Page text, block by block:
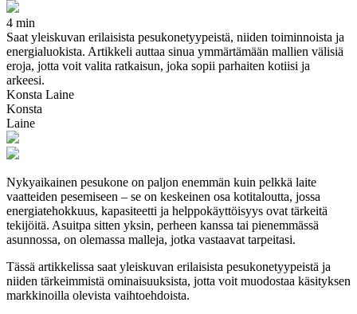
4 min
Saat yleiskuvan erilaisista pesukonetyypeistä, niiden toiminnoista ja
energialuokista. Artikkeli auttaa sinua ymmärtämään mallien välisiä
eroja, jotta voit valita ratkaisun, joka sopii parhaiten kotiisi ja
arkeesi.
Konsta Laine
Konsta
Laine
Nykyaikainen pesukone on paljon enemmän kuin pelkkä laite
vaatteiden pesemiseen – se on keskeinen osa kotitaloutta, jossa
energiatehokkuus, kapasiteetti ja helppokäyttöisyys ovat tärkeitä
tekijöitä. Asuitpa sitten yksin, perheen kanssa tai pienemmässä
asunnossa, on olemassa malleja, jotka vastaavat tarpeitasi.
Tässä artikkelissa saat yleiskuvan erilaisista pesukonetyypeistä ja
niiden tärkeimmistä ominaisuuksista, jotta voit muodostaa käsityksen
markkinoilla olevista vaihtoehdoista.